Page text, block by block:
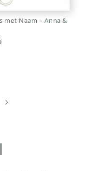
met Naam – Anna &